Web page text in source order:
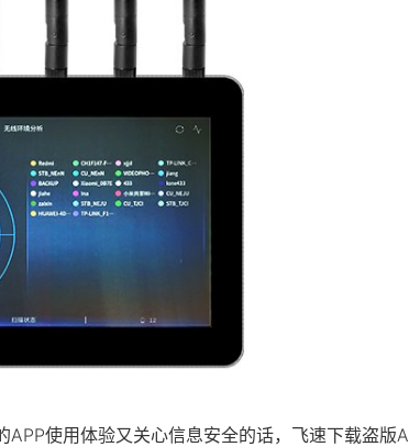
使用体验又关心信息安全的话，飞速下载盗版A